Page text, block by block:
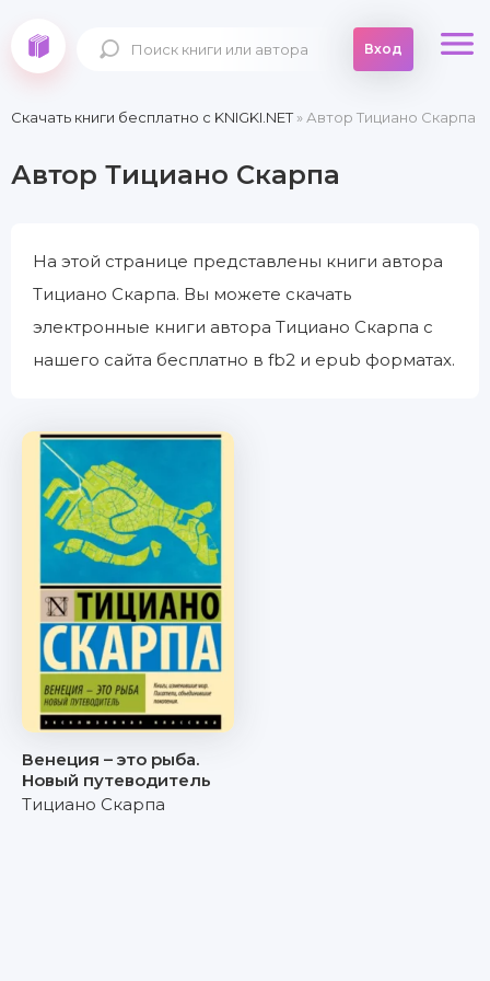
Вход
Скачать книги бесплатно c KNIGKI.NET» Автор Тициано Скарпа
Автор Тициано Скарпа
На этой странице представлены книги автора
Тициано Скарпа. Вы можете скачать
электронные книги автора Тициано Скарпа с
нашего сайта бесплатно в fb2 и epub форматах.
Венеция – это рыба.
Новый путеводитель
Тициано Скарпа